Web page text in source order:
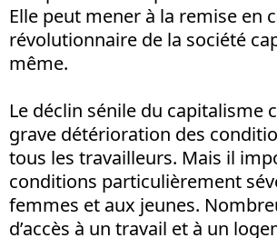
Elle peut mener à la remise en
révolutionnaire de la société
même.
Le déclin sénile du capitalisme
grave détérioration des
tous les travailleurs. Mais il
conditions particulièrement
femmes et aux jeunes.
d’accès à un travail et à un